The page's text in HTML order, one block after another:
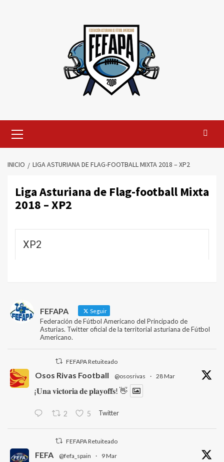
primario
INICIO LIGA ASTURIANA DE FLAG-FOOTBALL MIXTA 2018 – XP2
Liga Asturiana de Flag-football Mixta
2018 – XP2
XP2
FEFAPA Seguir
Federación de Fútbol Americano del Principado de
Asturias. Twitter oficial de la territorial asturiana de Fútbol
Americano.
FEFAPA Retuiteado
Osos Rivas Football @ososrivas · 28 Mar
¡𝐔𝐧𝐚 𝐯𝐢𝐜𝐭𝐨𝐫𝐢𝐚 𝐝𝐞 𝐩𝐥𝐚𝐲𝐨𝐟𝐟𝐬! 👋
2 5 Twitter
FEFAPA Retuiteado
FEFA @fefa_spain · 9 Mar